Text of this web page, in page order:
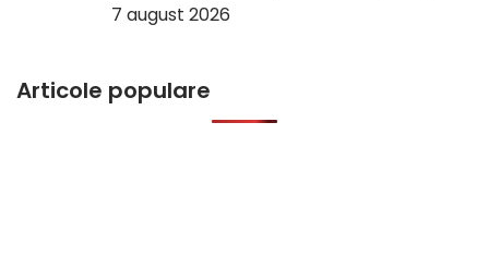
7 august 2026
Articole populare